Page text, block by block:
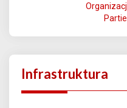
Infrastruktura